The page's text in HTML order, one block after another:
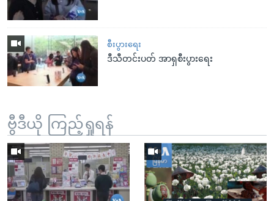
စီးပွားရေး
ဒီသီတင်းပတ် အာရှစီးပွားရေး
ဗွီဒီယို ကြည့်ရှုရန်